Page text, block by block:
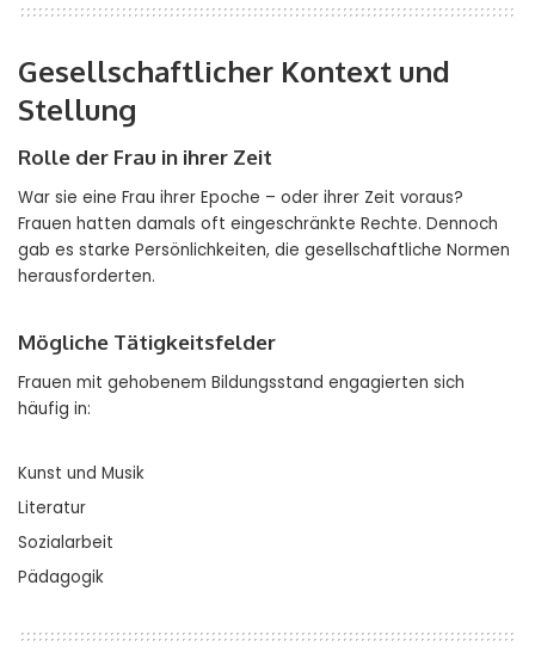
Gesellschaftlicher Kontext und
Stellung
Rolle der Frau in ihrer Zeit
War sie eine Frau ihrer Epoche – oder ihrer Zeit voraus?
Frauen hatten damals oft eingeschränkte Rechte. Dennoch
gab es starke Persönlichkeiten, die gesellschaftliche Normen
herausforderten.
Mögliche Tätigkeitsfelder
Frauen mit gehobenem Bildungsstand engagierten sich
häufig in:
Kunst und Musik
Literatur
Sozialarbeit
Pädagogik